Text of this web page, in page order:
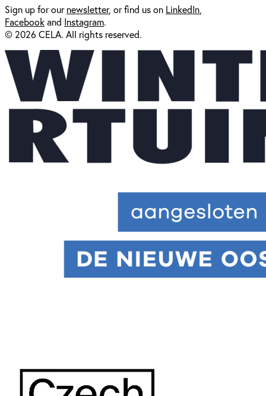
Sign up for ournewsletter, or find us on LinkedIn
Facebookand Instagram.
© 2026 CELA. All rights reserved.